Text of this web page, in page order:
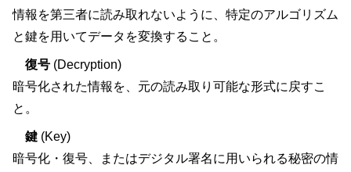
情報を第三者に読み取れないように、特定のアルゴリズム
と鍵を用いてデータを変換すること。
復号 (Decryption)
暗号化された情報を、元の読み取り可能な形式に戻すこ
と。
鍵 (Key)
暗号化・復号、またはデジタル署名に用いられる秘密の情